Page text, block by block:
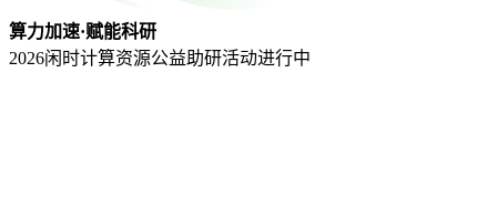
算力加速·赋能科研
2026闲时计算资源公益助研活动进行中